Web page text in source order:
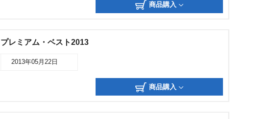
商品購入
レミアム・ベスト2013
2013年05月22日
商品購入